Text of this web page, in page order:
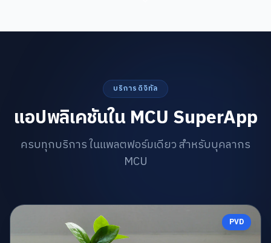
บริการดิจิทัล
แอปพลิเคชันใน MCU SuperApp
ครบทุกบริการ ในแพลตฟอร์มเดียว สำหรับบุคลากร
MCU
PVD